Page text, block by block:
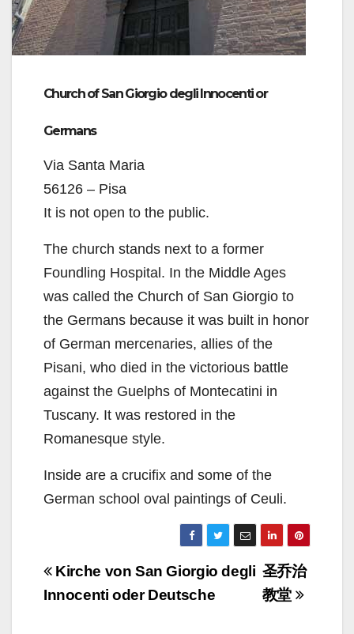
Church of San Giorgio degli Innocenti or
Germans
Via Santa Maria
56126 – Pisa
It is not open to the public.
The church stands next to a former
Foundling Hospital. In the Middle Ages
was called the Church of San Giorgio to
the Germans because it was built in honor
of German mercenaries, allies of the
Pisani, who died in the victorious battle
against the Guelphs of Montecatini in
Tuscany. It was restored in the
Romanesque style.
Inside are a crucifix and some of the
German school oval paintings of Ceuli.
Navigazione
articoli
圣乔治
教堂
Kirche von San Giorgio degli
Innocenti oder Deutsche